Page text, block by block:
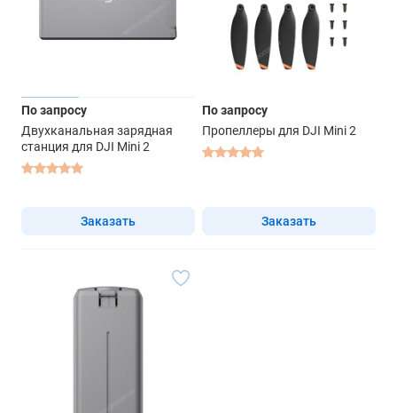
По запросу
Двухканальная зарядная
станция для DJI Mini 2
Заказать
По запросу
Пропеллеры для DJI Mini 2
Заказать